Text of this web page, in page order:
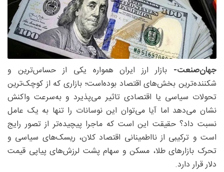
جهان‌صنعت- بازار ارز ایران همواره یکی از حساس‌ترین و
شکننده‌ترین بخش‌های اقتصاد بوده‌است؛ بازاری که از کوچک‌ترین
تحولات سیاسی یا اقتصادی تاثیر می‌پذیرد و به‌سرعت واکنش
نشان می‌دهد اما آیا می‌توان این نوسانات را تنها به یک عامل
نسبت داد؟ حقیقت این است که ماجرا پیچیده‌تر از تصور رایج
است و ترکیبی از نااطمینانی اقتصاد کلان، ریسک‌های سیاسی و
تحرک بازارهای طلا، مسکن و سهام پشت لرزش‌های پیاپی قیمت
دلار قرار دارد.